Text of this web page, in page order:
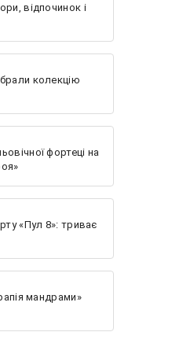
відпочинок і
колекцію
фортеці на
«Пул 8»: триває
мандрами»